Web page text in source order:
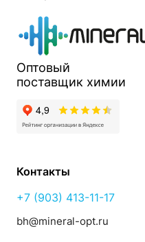
Оптовый
поставщик химии
Контакты
+7 (903) 413-11-17
bh@mineral-opt.ru